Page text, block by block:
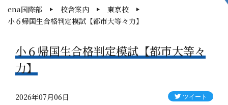
ena国際部 校舎案内
東京校
小６帰国生合格判定模試【都市大等々力】
小６帰国生合格判定模試【都市大等々
力】
2026年07月06日